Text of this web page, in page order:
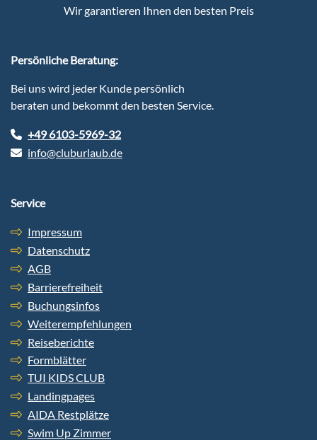
Wir garantieren Ihnen den besten Preis
Persönliche Beratung:
Bei uns wird jeder Kunde persönlich
beraten und bekommt den besten Service.
+49 6103-5969-32
info@cluburlaub.de
Service
Impressum
Datenschutz
AGB
Barrierefreiheit
Buchungsinfos
Weiterempfehlungen
Reiseberichte
Formblätter
TUI KIDS CLUB
Landingpages
AIDA Restplätze
Swim Up Zimmer